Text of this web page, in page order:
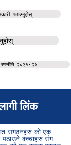
पठाउनुहोस्
२०२१-२४
लिंक
संगठनहरु को एक
बच्चाहरु संग